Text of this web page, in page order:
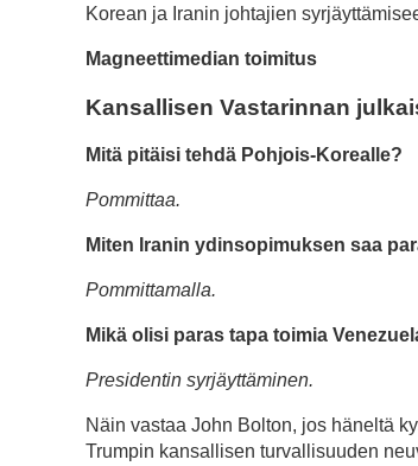
Korean ja Iranin johtajien
Magneettimedian toimitus
Kansallisen Vastarinnan
Mitä pitäisi tehdä Pohjois-Korealle?
Pommittaa.
Miten Iranin ydinsopimuksen saa
Pommittamalla.
Mikä olisi paras tapa toimia
Presidentin syrjäyttäminen.
Näin vastaa John Bolton, jos häneltä
Trumpin kansallisen turvallisuuden